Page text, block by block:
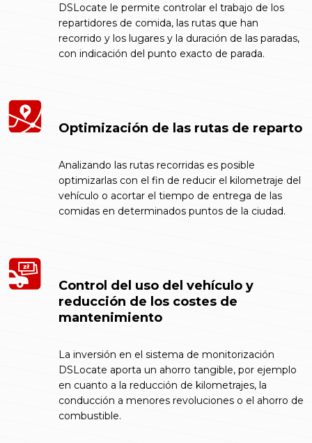
DSLocate le permite controlar el trabajo de los
repartidores de comida, las rutas que han
recorrido y los lugares y la duración de las paradas,
con indicación del punto exacto de parada.
Optimización de las rutas de reparto
Analizando las rutas recorridas es posible
optimizarlas con el fin de reducir el kilometraje del
vehículo o acortar el tiempo de entrega de las
comidas en determinados puntos de la ciudad.
Control del uso del vehículo y
reducción de los costes de
mantenimiento
La inversión en el sistema de monitorización
DSLocate aporta un ahorro tangible, por ejemplo
en cuanto a la reducción de kilometrajes, la
conducción a menores revoluciones o el ahorro de
combustible.